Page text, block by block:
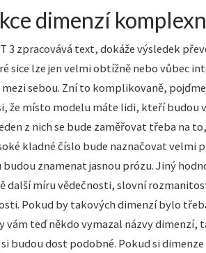
dimenzí
3 zpracovává text, dokáže výsledek
sice lze jen velmi obtížně nebo vůbec
sebou. Zní to komplikovaně,
že místo modelu máte lidi, kteří budou
z nich se bude zaměřovat třeba na
kladné číslo bude naznačovat velmi
budou znamenat jasnou prózu. Jiný
další míru vědečnosti, slovní
Pokud by takových dimenzí bylo
teď někdo vymazal názvy dimenzí,
budou dost podobné. Pokud si